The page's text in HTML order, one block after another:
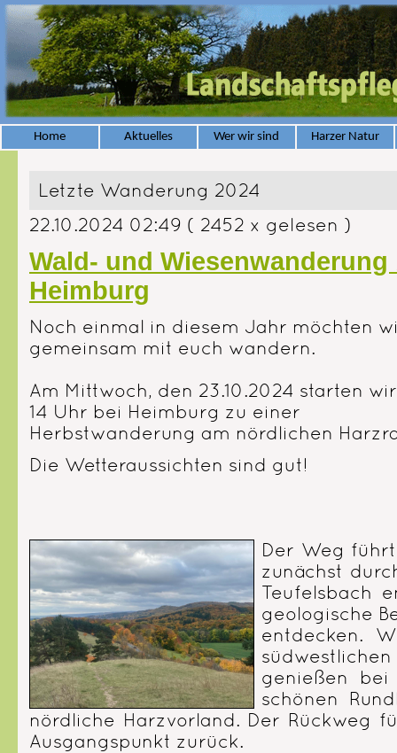
Home Aktuelles Wer wir sind Harzer Natur
Letzte Wanderung 2024
22.10.2024 02:49 ( 2452 x gelesen )
Wald- und Wiesenwanderung
Heimburg
Noch einmal in diesem Jahr möchten
gemeinsam mit euch wandern.
Am Mittwoch, den 23.10.2024 starten
14 Uhr bei Heimburg zu einer
Herbstwanderung am nördlichen
Die Wetteraussichten sind gut!
Der Weg
zunächst
Teufelsbach
geologische
entdecken.
genießen
schönen
nördliche Harzvorland. Der Rückweg
Ausgangspunkt zurück.